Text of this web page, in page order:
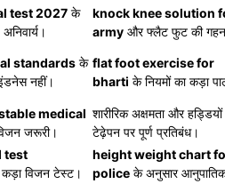
test 2027 के
knock knee solution
army और फ्लैट फुट की
standards के
नहीं।
flat foot exercise for
bharti के नियमों का कड़ा
medical
जरूरी।
शारीरिक अक्षमता और
टेढ़ेपन पर पूर्ण प्रतिबंध।
test
विजन टेस्ट।
height weight chart
police के अनुसार